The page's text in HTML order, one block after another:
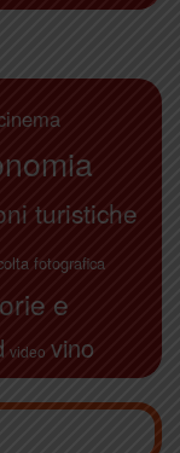
turistiche
fotografica
e
video vino